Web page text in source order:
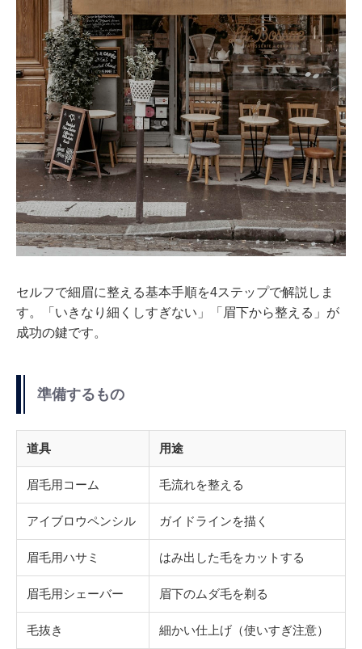
セルフで細眉に整える基本手順を4ステップで解説しま
す。「いきなり細くしすぎない」「眉下から整える」が
成功の鍵です。
準備するもの
道具 用途
眉毛用コーム 毛流れを整える
アイブロウペンシル ガイドラインを描く
眉毛用ハサミ はみ出した毛をカットする
眉毛用シェーバー 眉下のムダ毛を剃る
毛抜き 細かい仕上げ（使いすぎ注意）